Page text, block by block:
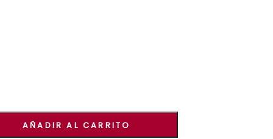
AÑADIR AL CARRITO